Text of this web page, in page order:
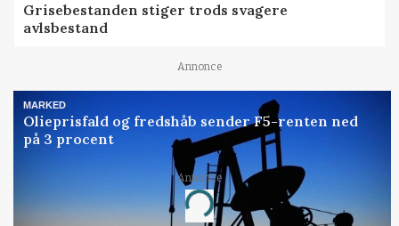
Grisebestanden stiger trods svagere
avlsbestand
Annonce
MARKED
Olieprisfald og fredshåb sender F5-renten ned
på 3 procent
Annonce